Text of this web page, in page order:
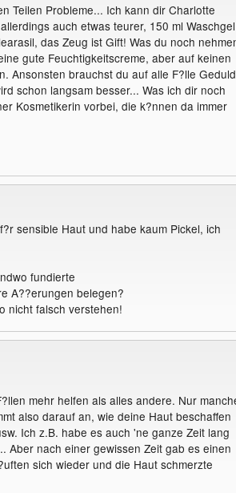
Teilen Probleme... Ich kann dir Charlotte
auch etwas teurer, 150 ml Waschgel
das Zeug ist Gift! Was du noch
gute Feuchtigkeitscreme, aber auf keinen
Ansonsten brauchst du auf alle F?lle
schon langsam besser... Was ich dir noch
Kosmetikerin vorbei, die k?nnen da immer
sensible Haut und habe kaum Pickel, ich
fundierte
A??erungen belegen?
nicht falsch verstehen!
mehr helfen als alles andere. Nur
also darauf an, wie deine Haut beschaffen
Ich z.B. habe es auch 'ne ganze Zeit lang
Aber nach einer gewissen Zeit gab es einen
sich wieder und die Haut schmerzte